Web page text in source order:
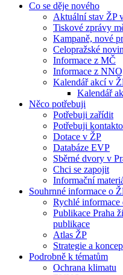
Co se děje nového
Aktuální stav ŽP
Tiskové zprávy
Kampaně, nové
Celopražské
Informace z MČ
Informace z
Kalendář akcí v
Kalendář
Něco potřebuji
Potřebuji zařídit
Potřebuji
Dotace v ŽP
Databáze EVP
Sběrné dvory v
Chci se zapojit
Informační
Souhrnné informace o
Rychlé informace
Publikace Praha
publikace
Atlas ŽP
Strategie a
Podrobně k tématům
Ochrana klimatu